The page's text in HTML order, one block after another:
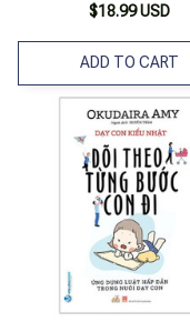
$18.99 USD
ADD TO CART